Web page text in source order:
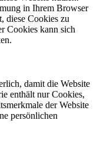
in Ihrem Browser
diese Cookies zu
Cookies kann sich
damit die Website
enthält nur Cookies,
der Website
persönlichen